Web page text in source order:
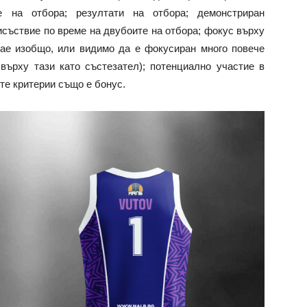
на отбора; резултати на отбора; демонстриран
по време на двубоите на отбора; фокус върху
изобщо, или видимо да е фокусиран много повече
тази като състезател); потенциално участие в
критерии също е бонус.